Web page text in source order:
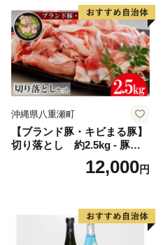
沖縄県八重瀬町
【ブランド豚・キビまる豚】
切り落とし 約2.5kg - 豚肉
小分け 500gずつ 部位混合
色々楽しめる 人気 しょうが
ランド豚 おすすめ 沖縄県 八
重瀬町【価格改定】
12,000円